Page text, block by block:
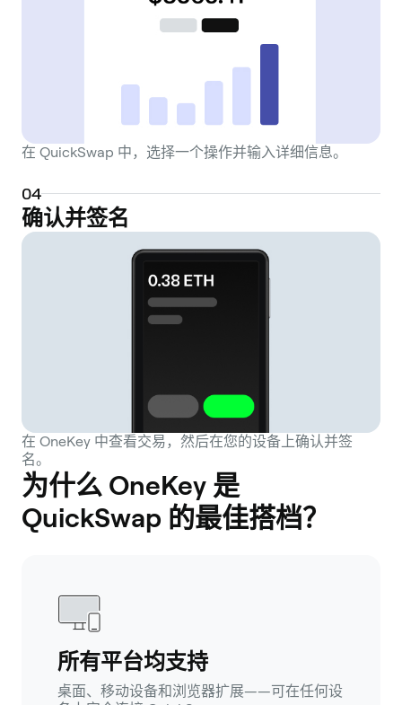
allows liquidity providers to allocate their
capital to specific price ranges, potentially
increasing their fee-earning potential and
reducing capital inefficiency. As a
foundational project in the Polygon DeFi
ecosystem, Quickswap remains a key venue
for token swaps and liquidity provision.
在 QuickSwap 中，选择一个操作并输入详细信息。
04
确认并签名
在 OneKey 中查看交易，然后在您的设备上确认并签
名。
为什么 OneKey 是
QuickSwap 的最佳搭档？
所有平台均支持
桌面、移动设备和浏览器扩展——可在任何设